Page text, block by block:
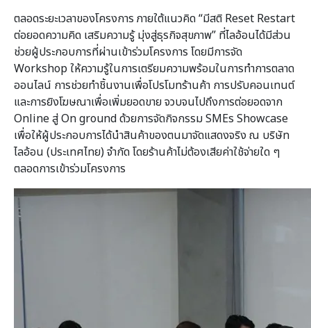
ตลอดระยะเวลาของโครงการ ภายใต้แนวคิด “มีสติ Reset Restart
ต่อยอดความคิด เสริมความรู้ มุ่งสู่ธุรกิจสุขภาพ” ที่ไลอ้อนได้มีส่วน
ช่วยผู้ประกอบการที่ผ่านเข้าร่วมโครงการ โดยมีการจัด
Workshop ให้ความรู้ในการเตรียมความพร้อมในการทำการตลาด
ออนไลน์ การช่วยทำชิ้นงานเพื่อโปรโมทร้านค้า การปรับคอนเทนต์
และการยิงโฆษณาเพื่อเพิ่มยอดขาย จวบจนไปถึงการต่อยอดจาก
Online สู่ On ground ด้วยการจัดกิจกรรม SMEs Showcase
เพื่อให้ผู้ประกอบการได้นำสินค้าของตนมาจัดแสดงจริง ณ บริษัท
ไลอ้อน (ประเทศไทย) จำกัด โดยร้านค้าไม่ต้องเสียค่าใช้จ่ายใด ๆ
ตลอดการเข้าร่วมโครงการ